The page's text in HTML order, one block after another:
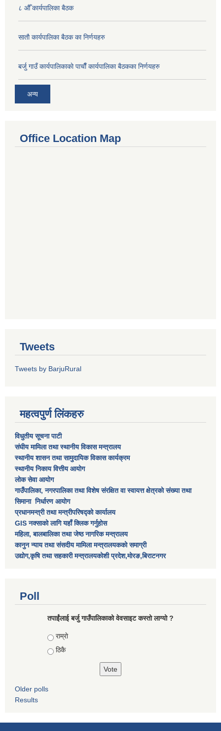
८ औँ कार्यपालिका बैठक
साताै‌ कार्यपालिका बैठक का निर्णयहरु
बर्जु गाउँ कार्यपालिकाकाे पाचाै‌ँ कार्यपालिका बैठकका निर्णयहरु
अन्य
Office Location Map
Tweets
Tweets by BarjuRural
महत्वपुर्ण लिंकहरु
विधुतीय सूचना पाटी
संघीय मामिला तथा स्थानीय विकास मन्त्रालय
स्थानीय शासन तथा सामुदायिक विकास कार्यक्रम
स्थानीय निकाय वित्तीय आयोग
लोक सेवा आयोग
गाउँपालिका, नगरपालिका तथा विशेष स‌ंरक्षित वा स्वायत्त क्षेत्रकाे स‌ंख्या तथा
सिमाना निर्धारण आयाेग
प्रधानमन्त्री तथा मन्त्रीपरिषद्को कार्यालय
GIS नक्साको लागि यहाँ क्लिक गर्नुहोस
महिला, बालबालिका तथा जेष्ठ नागरिक मन्त्रालय
कानुन न्याय तथा संसदीय मामिला मन्त्रालयकको समाग्री
उद्योग,कृषि तथा सहकारी मन्त्रालयकोशी प्रदेश,मोरङ,बिराटनगर
Poll
तपाईंलाई बर्जु गाउँपालिकाको वेवसाइट कस्तो लाग्यो ?
Choices
राम्राे
ठिकै
Older polls
Results